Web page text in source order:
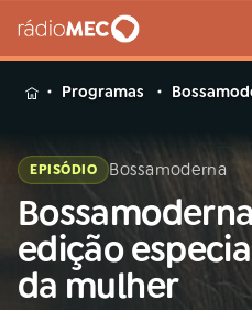
MENU
Buscar
na
Rádio
MEC
Programas
EPISÓDIO Bossamoderna
edição
da mulher